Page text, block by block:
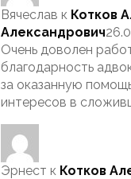
Вячеслав к Котков
Александрович
Очень доволен
благодарность
за оказанную
интересов в
Эрнест к Котков